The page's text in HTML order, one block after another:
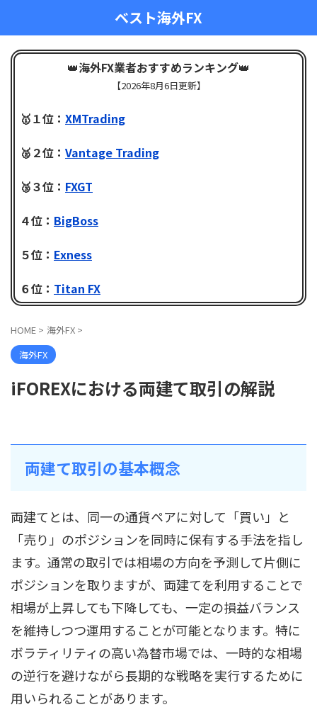
ベスト海外FX
👑海外FX業者おすすめランキング👑
【2026年8月6日更新】
🥇１位： XMTrading
🥈２位： Vantage Trading
🥉３位： FXGT
４位： BigBoss
５位： Exness
６位： Titan FX
HOME > 海外FX >
海外FX
iFOREXにおける両建て取引の解説
両建て取引の基本概念
両建てとは、同一の通貨ペアに対して「買い」と
「売り」のポジションを同時に保有する手法を指し
ます。通常の取引では相場の方向を予測して片側に
ポジションを取りますが、両建てを利用することで
相場が上昇しても下降しても、一定の損益バランス
を維持しつつ運用することが可能となります。特に
ボラティリティの高い為替市場では、一時的な相場
の逆行を避けながら長期的な戦略を実行するために
用いられることがあります。